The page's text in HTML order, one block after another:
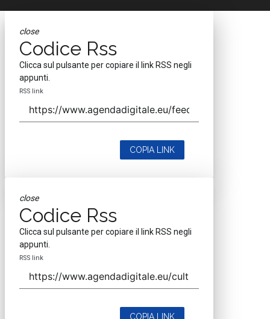
Seguici
Rss Feed
Privacy e Cookie Policy
Terms&Conditions Contenuti Specialistici
Nextwork360è il più grande network in Italia di testate e portali B2B
dedicati ai temi della Trasformazione Digitale e dell’Innovazione
Imprenditoriale. Ha la missione di diffondere la cultura digitale e
imprenditoriale nelle imprese e pubbliche amministrazioni italiane.
Testata registrata al Tribunale di Milano, numero registrazione 1927.